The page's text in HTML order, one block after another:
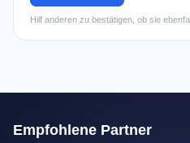
Hilf anderen zu bestätigen, ob sie
Empfohlene Partner